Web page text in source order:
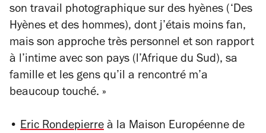
son travail photographique sur des hyènes (‘Des
Hyènes et des hommes), dont j’étais moins fan,
mais son approche très personnel et son rapport
à l’intime avec son pays (l’Afrique du Sud), sa
famille et les gens qu’il a rencontré m’a
beaucoup touché. »
• Eric Rondepierre à la Maison Européenne de